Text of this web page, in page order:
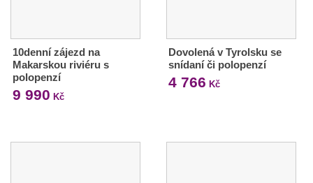
10denní zájezd na
Makarskou riviéru s
polopenzí
9 990 Kč
Dovolená v Tyrolsku se
snídaní či polopenzí
4 766 Kč